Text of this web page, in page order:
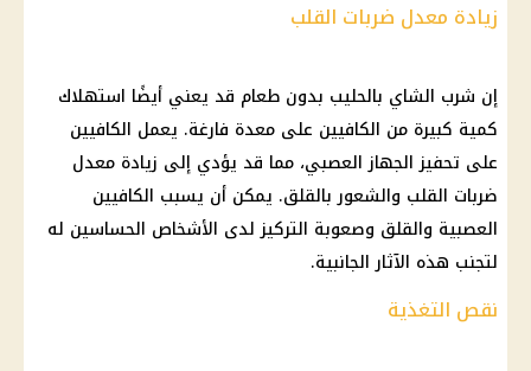
زيادة معدل ضربات القلب
إن شرب الشاي بالحليب بدون طعام قد يعني أيضًا استهلاك
كمية كبيرة من الكافيين على معدة فارغة. يعمل الكافيين
على تحفيز الجهاز العصبي، مما قد يؤدي إلى زيادة معدل
ضربات القلب والشعور بالقلق. يمكن أن يسبب الكافيين
العصبية والقلق وصعوبة التركيز لدى الأشخاص الحساسين له
لتجنب هذه الآثار الجانبية.
نقص التغذية